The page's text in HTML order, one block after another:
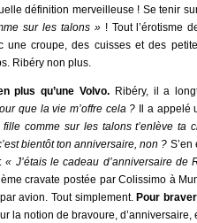
définition merveilleuse ! Se tenir
sur les talons »! Tout l’érotisme
une croupe, des cuisses et des
Ribéry non plus.
plus qu’une Volvo. Ribéry, il a
que la vie m’offre cela ? Il a appelé
fille comme sur les talons t’enlève ta
bientôt ton anniversaire, non ?
:« J’étais le cadeau d’anniversaire de
cravate postée par Colissimo à
avion. Tout simplement. Pour
la notion de bravoure, d’anniversaire,